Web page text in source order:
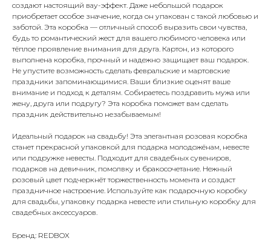
создают настоящий вау-эффект. Даже небольшой подарок
приобретает особое значение, когда он упакован с такой любовью и
заботой. Эта коробка — отличный способ выразить свои чувства,
будь то романтический жест для вашего любимого человека или
тёплое проявление внимания для друга. Картон, из которого
выполнена коробка, прочный и надежно защищает ваш подарок.
Не упустите возможность сделать февральские и мартовские
праздники запоминающимися. Ваши близкие оценят ваше
внимание и подход к деталям. Собираетесь поздравить мужа или
жену, друга или подругу? Эта коробка поможет вам сделать
праздник действительно незабываемым!
Идеальный подарок на свадьбу! Эта элегантная розовая коробка
станет прекрасной упаковкой для подарка молодожёнам, невесте
или подружке невесты. Подходит для свадебных сувениров,
подарков на девичник, помолвку и бракосочетание. Нежный
розовый цвет подчеркнёт торжественность момента и создаст
праздничное настроение. Используйте как подарочную коробку
для свадьбы, упаковку подарка невесте или стильную коробку для
свадебных аксессуаров.
Бренд: REDBOX